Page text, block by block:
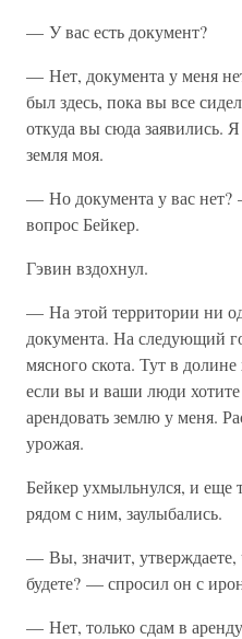
— У вас есть документ?
— Нет, документа у меня
был здесь, пока вы все
откуда вы сюда заявились.
земля моя.
— Но документа у вас нет?
вопрос Бейкер.
Гэвин вздохнул.
— На этой территории ни
документа. На следующий
мясного скота. Тут в
если вы и ваши люди
арендовать землю у меня.
урожая.
Бейкер ухмыльнулся, и еще
рядом с ним, заулыбались.
— Вы, значит, утверждаете,
будете? — спросил он с
— Нет, только сдам в